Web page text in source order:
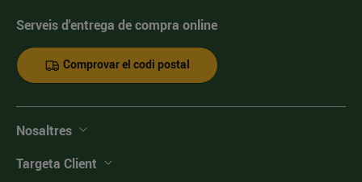
Serveis d'entrega de compra online
Comprovar el codi postal
Nosaltres
Targeta Client